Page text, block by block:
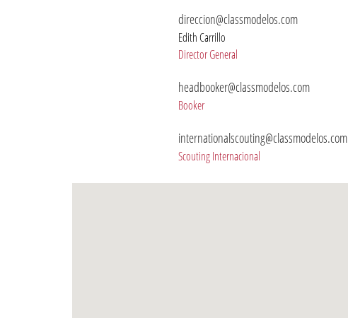
direccion@classmodelos.com
Edith Carrillo
Director General
headbooker@classmodelos.com
Booker
internationalscouting@classmodelos.com
Scouting Internacional